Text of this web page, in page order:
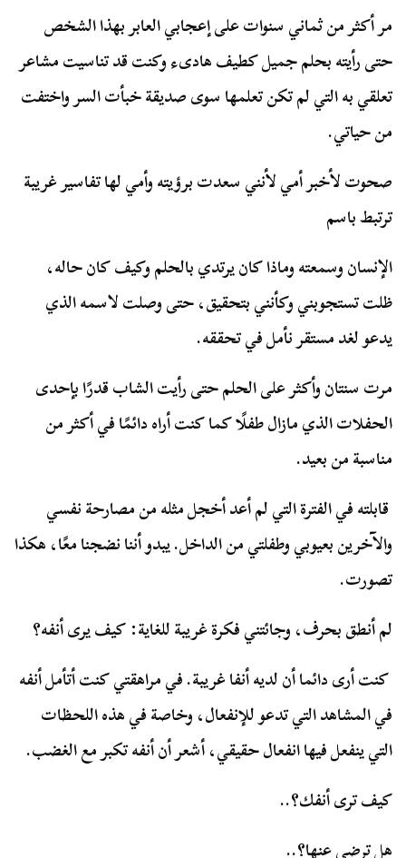
مر أكثر من ثماني سنوات على إعجابي العابر بهذا الشخص
حتى رأيته بحلم جميل كطيف هادىء وكنت قد تناسيت مشاعر
تعلقي به التي لم تكن تعلمها سوى صديقة خبأت السر واختفت
من حياتي.
صحوت لأخبر أمي لأنني سعدت برؤيته وأمي لها تفاسير غريبة
ترتبط باسم
الإنسان وسمعته وماذا كان يرتدي بالحلم وكيف كان حاله،
ظلت تستجوبني وكأنني بتحقيق، حتى وصلت لاسمه الذي
يدعو لغد مستقر نأمل في تحققه.
مرت سنتان وأكثر على الحلم حتى رأيت الشاب قدرًا بإحدى
الحفلات الذي مازال طفلًا كما كنت أراه دائمًا في أكثر من
مناسبة من بعيد.
قابلته في الفترة التي لم أعد أخجل مثله من مصارحة نفسي
والآخرين بعيوبي وطفلتي من الداخل. يبدو أننا نضجنا معًا، هكذا
تصورت.
لم أنطق بحرف، وجائتني فكرة غريبة للغاية: كيف يرى أنفه؟
كنت أرى دائما أن لديه أنفا غريبة. في مراهقتي كنت أتأمل أنفه
في المشاهد التي تدعو للإنفعال، وخاصة في هذه اللحظات
التي ينفعل فيها انفعال حقيقي، أشعر أن أنفه تكبر مع الغضب.
كيف ترى أنفك؟..
هل ترضى عنها؟..